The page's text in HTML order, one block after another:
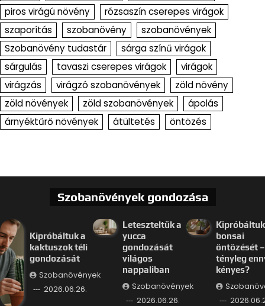
piros virágú növény
rózsaszín cserepes virágok
szaporítás
szobanövény
szobanövények
Szobanövény tudastár
sárga színű virágok
sárgulás
tavaszi cserepes virágok
virágok
virágzás
virágzó szobanövények
zöld növény
zöld növények
zöld szobanövények
ápolás
árnyéktűrő növények
átültetés öntözés
Szobanövények gondozása
Kipróbáltuk a
kaktuszok téli
gondozását
Szobanövények
2026.06.26.
Leteszteltük a
yucca
gondozását
világos
nappaliban
Szobanövények
2026.06.26.
bonsai
öntözését –
tényleg
kényes?